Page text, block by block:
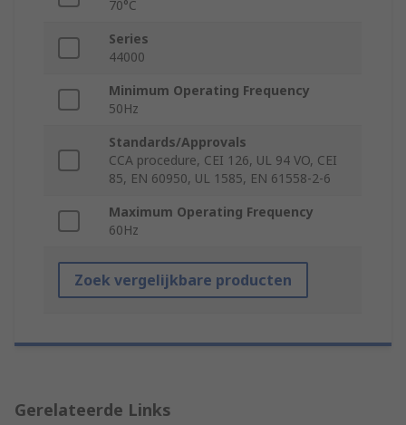
70°C
Series
44000
Minimum Operating Frequency
50Hz
Standards/Approvals
CCA procedure, CEI 126, UL 94 VO, CEI
85, EN 60950, UL 1585, EN 61558-2-6
Maximum Operating Frequency
60Hz
Zoek vergelijkbare producten
Gerelateerde Links